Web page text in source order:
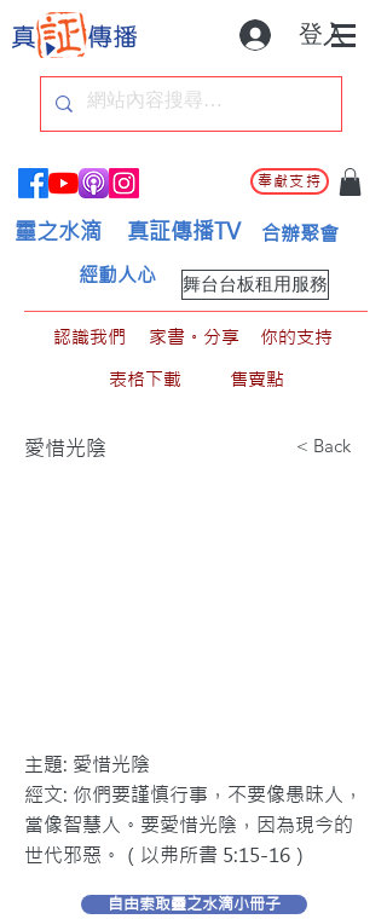
登入
奉獻支持
靈之水滴 真証傳播TV 合辦聚會
舞台台板租用服務
經動人心
認識我們 家書。分享
你的支持
表格下載
售賣點
愛惜光陰 < Back
主題: 愛惜光陰
經文: 你們要謹慎行事，不要像愚昧人，
當像智慧人。要愛惜光陰，因為現今的
世代邪惡。（以弗所書 5:15-16）
自由索取靈之水滴小冊子